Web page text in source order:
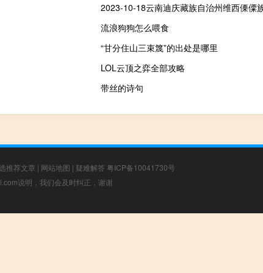
2023-10-18云南迪庆藏族自治州维西傈僳
流浪狗狗怎么喂食
“甘分住山三束篾”的出处是哪里
LOL云顶之弈全部攻略
带丝的诗句
推荐文章 | 网站地图 | 疑难解答 粤ICP备10041730号
说明，我们会及时纠正，谢谢